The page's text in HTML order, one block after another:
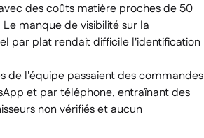
des coûts matière proches de 50
manque de visibilité sur la
par plat rendait difficile l'identification
de l'équipe passaient des commandes
et par téléphone, entraînant des
non vérifiés et aucun